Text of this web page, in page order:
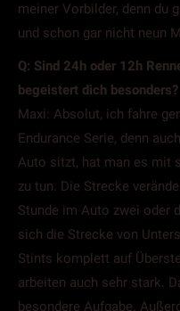
meiner Vorbilder, denn du
und schon gar nicht neun
Q: Sind 24h oder 12h
begeistert dich besonders?
Maxi: Absolut, ich fahre
Endurance Serie, denn
Auto sitzt, hat man es mit
zu tun. Die Strecke
Stunde im Auto zwei oder
sich die Strecke von
Stints komplett auf
arbeiten auch sehr stark.
besondere Aufgabe.